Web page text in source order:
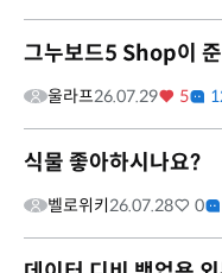
그누보드5 Shop이
울라프26.07.29 5
식물 좋아하시나요?
벨로위키26.07.28 0